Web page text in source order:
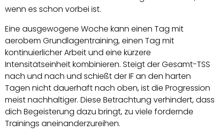
wenn es schon vorbei ist.
Eine ausgewogene Woche kann einen Tag mit
aerobem Grundlagentraining, einen Tag mit
kontinuierlicher Arbeit und eine kürzere
Intensitätseinheit kombinieren. Steigt der Gesamt-TSS
nach und nach und schießt der IF an den harten
Tagen nicht dauerhaft nach oben, ist die Progression
meist nachhaltiger. Diese Betrachtung verhindert, dass
dich Begeisterung dazu bringt, zu viele fordernde
Trainings aneinanderzureihen.